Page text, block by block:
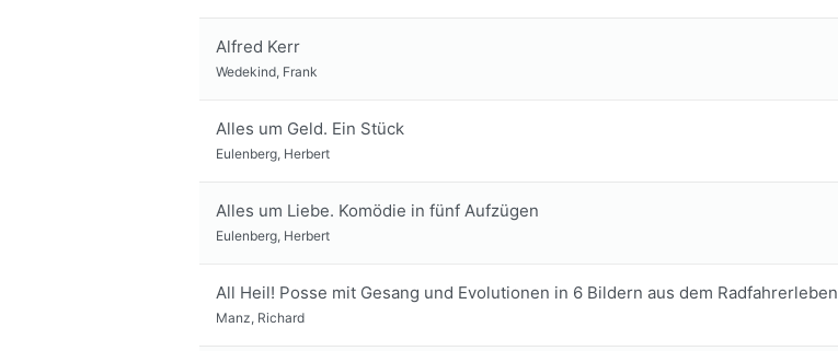
Alfred Kerr
Wedekind, Frank
Alles um Geld. Ein Stück
Eulenberg, Herbert
Alles um Liebe. Komödie in fünf Aufzügen
Eulenberg, Herbert
All Heil! Posse mit Gesang und Evolutionen in 6 Bildern aus dem Radfahrerleben
Manz, Richard